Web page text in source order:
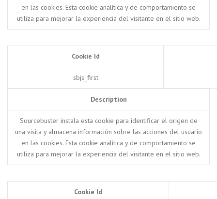
en las cookies. Esta cookie analítica y de comportamiento se
utiliza para mejorar la experiencia del visitante en el sitio web.
Cookie Id
sbjs_first
Description
Sourcebuster instala esta cookie para identificar el origen de
una visita y almacena información sobre las acciones del usuario
en las cookies. Esta cookie analítica y de comportamiento se
utiliza para mejorar la experiencia del visitante en el sitio web.
Cookie Id